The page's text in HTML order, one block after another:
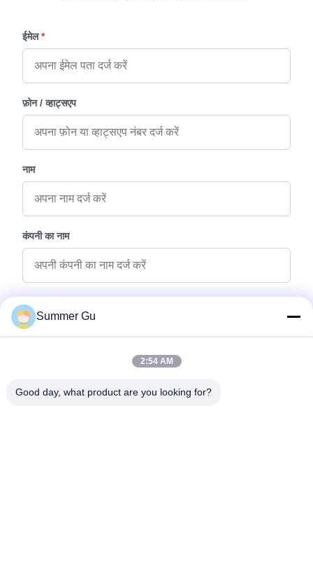
ईमेल *
फ़ोन / व्हाट्सएप
नाम
कंपनी का नाम
पूछताछ संदेश
Summer Gu
2:54 AM
Good day, what product are you looking for?